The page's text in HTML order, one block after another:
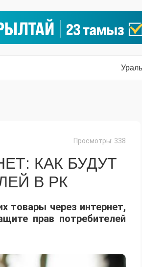
Просмотры: 338
КАК БУДУТ
В РК
товары через интернет,
прав потребителей